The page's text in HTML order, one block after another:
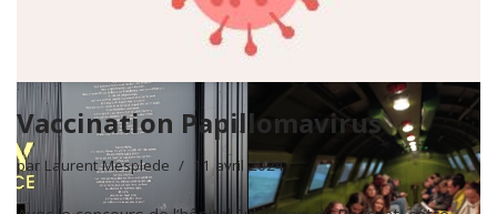
Vaccination Papillomavirus
par Laurent Mesplede 11 avril 2024